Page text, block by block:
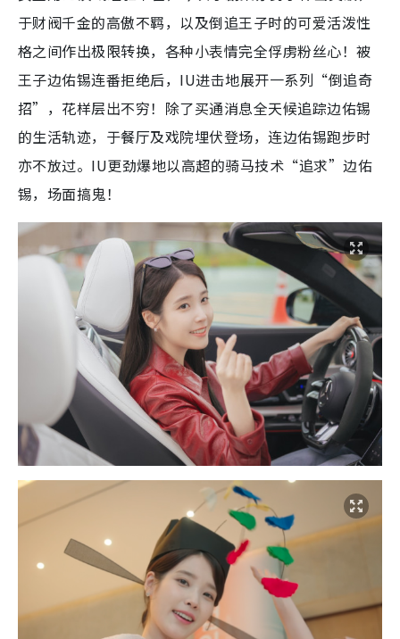
于财阀千金的高傲不羁，以及倒追王子时的可爱活泼性
格之间作出极限转换，各种小表情完全俘虏粉丝心！被
王子边佑锡连番拒绝后，IU进击地展开一系列“倒追奇
招”，花样层出不穷！除了买通消息全天候追踪边佑锡
的生活轨迹，于餐厅及戏院埋伏登场，连边佑锡跑步时
亦不放过。IU更劲爆地以高超的骑马技术“追求”边佑
锡，场面搞鬼！